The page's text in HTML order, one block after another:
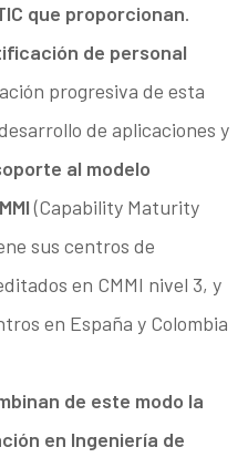
que proporcionan.
de personal
progresiva de esta
de aplicaciones y
al modelo
(Capability Maturity
sus centros de
en CMMI nivel 3, y
en España y Colombia
de este modo la
en Ingeniería de